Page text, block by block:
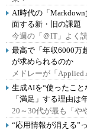
AI時代の「
面する新・旧の課題
今週の「＠IT」よく
最高で「年収6000
が求められるのか
メドレーが「Applied
生成AIを“使ったこ
「満足」する理由は
20～30代が最も「や
“応用情報が消える